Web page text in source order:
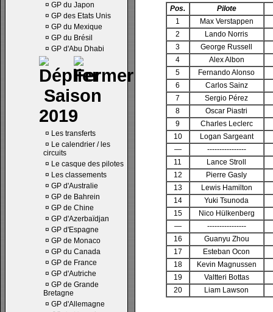
¤ GP du Japon
¤ GP des Etats Unis
¤ GP du Mexique
¤ GP du Brésil
¤ GP d'Abu Dhabi
Saison
2019
¤ Les transferts
¤ Le calendrier / les
circuits
¤ Le casque des pilotes
¤ Les classements
¤ GP d'Australie
¤ GP de Bahrein
¤ GP de Chine
¤ GP d'Azerbaïdjan
¤ GP d'Espagne
¤ GP de Monaco
¤ GP du Canada
¤ GP de France
¤ GP d'Autriche
¤ GP de Grande
Bretagne
¤ GP d'Allemagne
Pos.
Pilote
1
Max Verstappen
2
Lando Norris
3
George Russell
4
Alex Albon
5
Fernando Alonso
6
Carlos Sainz
7
Sergio Pérez
8
Oscar Piastri
9
Charles Leclerc
10
Logan Sargeant
—
----------------
11
Lance Stroll
12
Pierre Gasly
13
Lewis Hamilton
14
Yuki Tsunoda
15
Nico Hülkenberg
—
----------------
16
Guanyu Zhou
17
Esteban Ocon
18
Kevin Magnussen
19
Valtteri Bottas
20
Liam Lawson